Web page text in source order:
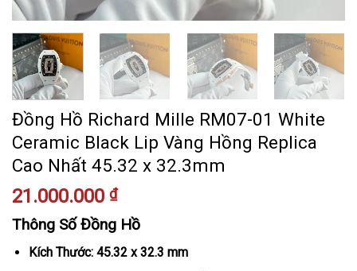
Đồng Hồ Richard Mille RM07-01 White
Ceramic Black Lip Vàng Hồng Replica
Cao Nhất 45.32 x 32.3mm
21.000.000 ₫
Thông Số Đồng Hồ
Kích Thước: 45.32 x 32.3 mm